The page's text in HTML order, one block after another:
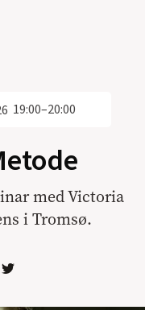
19:00–20:00
med Victoria
i Tromsø.